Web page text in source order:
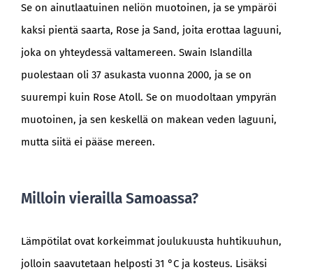
Se on ainutlaatuinen neliön muotoinen, ja se ympäröi
kaksi pientä saarta, Rose ja Sand, joita erottaa laguuni,
joka on yhteydessä valtamereen. Swain Islandilla
puolestaan oli 37 asukasta vuonna 2000, ja se on
suurempi kuin Rose Atoll. Se on muodoltaan ympyrän
muotoinen, ja sen keskellä on makean veden laguuni,
mutta siitä ei pääse mereen.
Milloin vierailla Samoassa?
Lämpötilat ovat korkeimmat joulukuusta huhtikuuhun,
jolloin saavutetaan helposti 31 °C ja kosteus. Lisäksi